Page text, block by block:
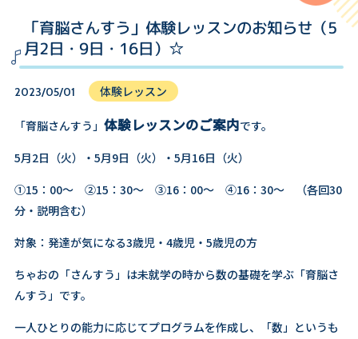
「育脳さんすう」体験レッスンのお知らせ（5
月2日・9日・16日）☆
2023/05/01 体験レッスン
「育脳さんすう」 体験レッスンのご案内です。
5月2日（火）・5月9日（火）・5月16日（火）
①15：00～ ②15：30～ ③16：00～ ④16：30～ （各回30
分・説明含む）
対象：発達が気になる3歳児・4歳児・5歳児の方
ちゃおの「さんすう」は未就学の時から数の基礎を学ぶ「育脳さ
んすう」です。
一人ひとりの能力に応じてプログラムを作成し、「数」というも